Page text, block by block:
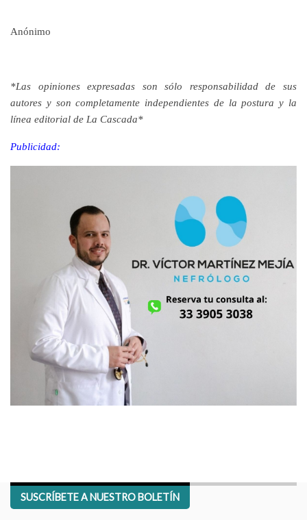
Anónimo
*Las opiniones expresadas son sólo responsabilidad de sus
autores y son completamente independientes de la postura y la
línea editorial de La Cascada*
Publicidad:
SUSCRÍBETE A NUESTRO BOLETÍN